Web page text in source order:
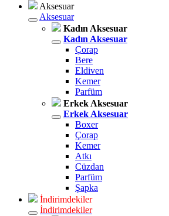
Aksesuar
Aksesuar
Kadın Aksesuar
Kadın Aksesuar
Çorap
Bere
Eldiven
Kemer
Parfüm
Erkek Aksesuar
Erkek Aksesuar
Boxer
Çorap
Kemer
Atkı
Cüzdan
Parfüm
Şapka
İndirimdekiler
İndirimdekiler